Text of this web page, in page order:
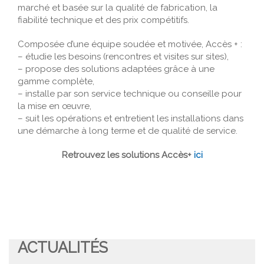
marché et basée sur la qualité de fabrication, la
fiabilité technique et des prix compétitifs.
Composée d’une équipe soudée et motivée, Accès + :
– étudie les besoins (rencontres et visites sur sites),
– propose des solutions adaptées grâce à une
gamme complète,
– installe par son service technique ou conseille pour
la mise en œuvre,
– suit les opérations et entretient les installations dans
une démarche à long terme et de qualité de service.
Retrouvez les solutions Accès+ ici
ACTUALITÉS